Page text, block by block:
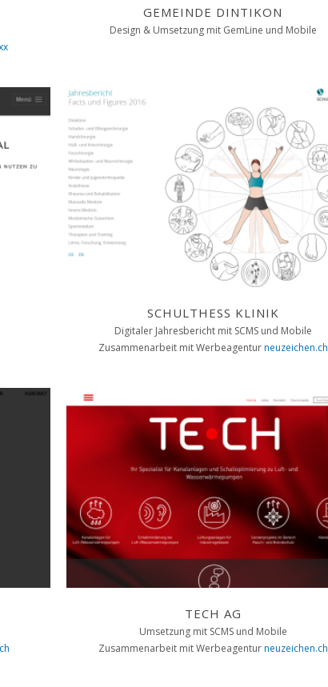
GEMEINDE DINTIKON
Design & Umsetzung mit GemLine und Mobile
SCHULTHESS KLINIK
Digitaler Jahresbericht mit SCMS und Mobile
Zusammenarbeit mit Werbeagenturneuzeichen.ch
TECH AG
Umsetzung mit SCMS und Mobile
Zusammenarbeit mit Werbeagenturneuzeichen.ch